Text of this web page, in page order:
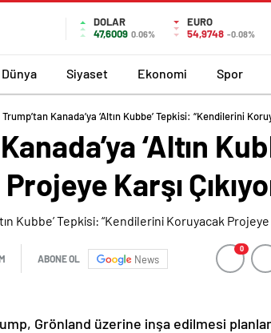
DOLAR
47,6009 0.06%
EURO
54,9748 -0.08%
Dünya Siyaset Ekonomi Spor
Trump’tan Kanada’ya ‘Altın Kubbe’ Tepkisi: “Kendilerini
‘Altın
Karşı
ABONE OL News
0
Grönland üzerine inşa edilmesi